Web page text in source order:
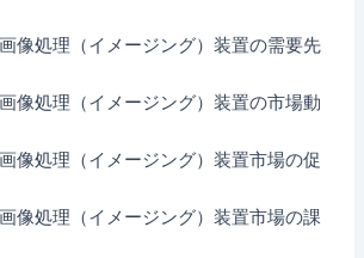
像処理（イメージング）装置の需要先
像処理（イメージング）装置の市場動
像処理（イメージング）装置市場の促
像処理（イメージング）装置市場の課